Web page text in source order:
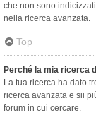
che non sono
nella ricerca avanzata.
Top
Perché la mia ricerca
La tua ricerca ha dato
ricerca avanzata e sii
forum in cui cercare.